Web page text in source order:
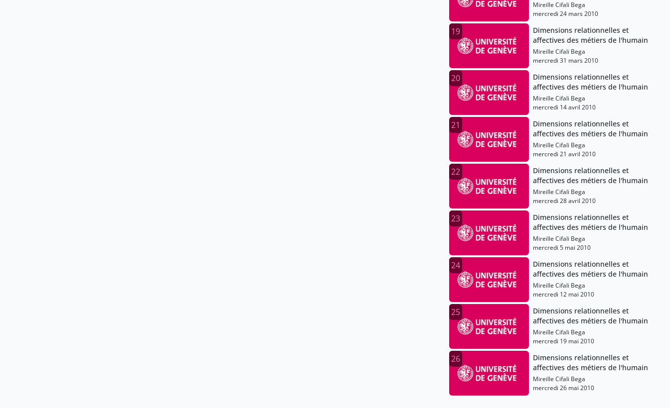
Mireille Cifali Bega
mercredi 24 mars 2010
19
Dimensions relationnelles et
affectives des métiers de l'humain
Mireille Cifali Bega
mercredi 31 mars 2010
20
Dimensions relationnelles et
affectives des métiers de l'humain
Mireille Cifali Bega
mercredi 14 avril 2010
21
Dimensions relationnelles et
affectives des métiers de l'humain
Mireille Cifali Bega
mercredi 21 avril 2010
22
Dimensions relationnelles et
affectives des métiers de l'humain
Mireille Cifali Bega
mercredi 28 avril 2010
23
Dimensions relationnelles et
affectives des métiers de l'humain
Mireille Cifali Bega
mercredi 5 mai 2010
24
Dimensions relationnelles et
affectives des métiers de l'humain
Mireille Cifali Bega
mercredi 12 mai 2010
25
Dimensions relationnelles et
affectives des métiers de l'humain
Mireille Cifali Bega
mercredi 19 mai 2010
26
Dimensions relationnelles et
affectives des métiers de l'humain
Mireille Cifali Bega
mercredi 26 mai 2010